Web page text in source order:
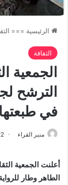
الرئيسية ===
الثقافة
الجمعية
الترشح
في طبعتها
منبر القراء
أعلنت الجمعية